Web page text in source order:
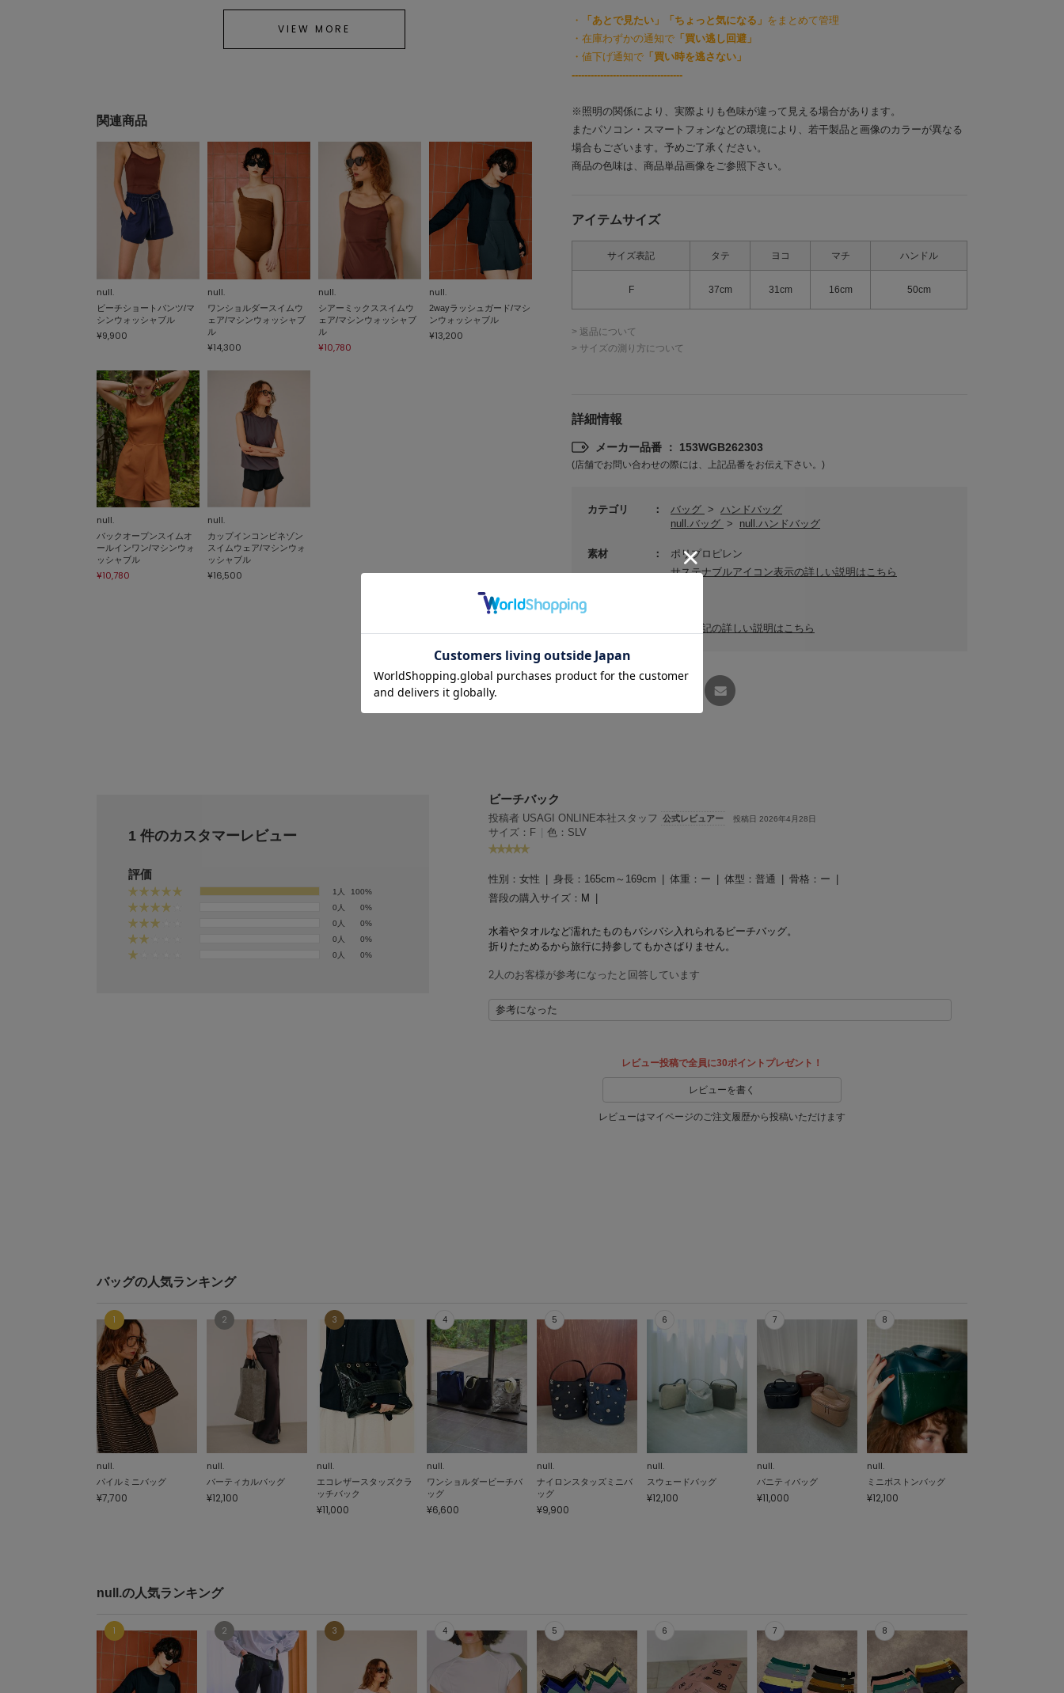
・ 「あとで見たい」「ちょっと気になる」 をまとめて管理
・在庫わずかの通知で 「買い逃し回避」
・値下げ通知で 「買い時を逃さない」
-----------------------------------
※照明の関係により、実際よりも色味が違って見える場合があります。
またパソコン・スマートフォンなどの環境により、若干製品と画像のカラーが異なる
場合もございます。予めご了承ください。
商品の色味は、商品単品画像をご参照下さい。
アイテムサイズ
サイズ表記 タテ ヨコ マチ ハンドル
F 37cm 31cm 16cm 50cm
> 返品について
> サイズの測り方について
詳細情報
メーカー品番 ： 153WGB262303
(店舗でお問い合わせの際には、上記品番をお伝え下さい。)
カテゴリ バッグ >
ハンドバッグ
null.バッグ > null.ハンドバッグ
素材
ポリプロピレン
サステナブルアイコン表示の詳しい説明はこちら
洗濯表記の詳しい説明はこちら
Xでシ
facebook
VIEW MORE
関連商品
null.
ビーチショートパンツ/マ
シンウォッシャブル
¥9,900
null.
ワンショルダースイムウ
ェア/マシンウォッシャブ
ル
¥14,300
null.
シアーミックススイムウ
ェア/マシンウォッシャブ
ル
¥10,780
null.
2wayラッシュガード/マシ
ンウォッシャブル
¥13,200
null.
バックオープンスイムオ
ールインワン/マシンウォ
ッシャブル
¥10,780
null.
カップインコンビネゾン
スイムウェア/マシンウォ
ッシャブル
¥16,500
1 件のカスタマーレビュー
評価
1人
100%
0人
0%
0人
0%
0人
0%
0人
0%
ビーチバック
投稿者 USAGI ONLINE本社スタッフ 公式レビュアー 投稿日 2026年4月28日
サイズ：F | 色：SLV
性別： 女性 身長： 165cm～169cm 体重： ー 体型： 普通 骨格： ー
普段の購入サイズ： M
水着やタオルなど濡れたものもバシバシ入れられるビーチバッグ。
折りたためるから旅行に持参してもかさばりません。
2人のお客様が参考になったと回答しています
参考になった
レビュー投稿で全員に30ポイントプレゼント！
レビューを書く
レビューはマイページのご注文履歴から投稿いただけます
バッグの人気ランキング
null.
パイルミニバッグ
¥7,700
null.
バーティカルバッグ
¥12,100
null.
エコレザースタッズクラ
ッチバック
¥11,000
null.
ワンショルダービーチバ
ッグ
¥6,600
null.
ナイロンスタッズミニバ
ッグ
¥9,900
null.
スウェードバッグ
¥12,100
null.
バニティバッグ
¥11,000
null.
ミニボストンバッグ
¥12,100
null.の人気ランキング